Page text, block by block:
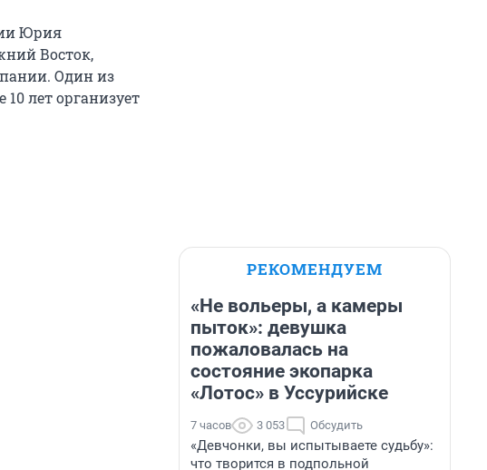
Юрия
Восток,
Один из
лет организует
РЕКОМЕНДУЕМ
«Не вольеры, а камеры
пыток»: девушка
пожаловалась на
состояние экопарка
«Лотос» в Уссурийске
7 часов 3 053 Обсудить
«Девчонки, вы испытываете судьбу»:
что творится в подпольной